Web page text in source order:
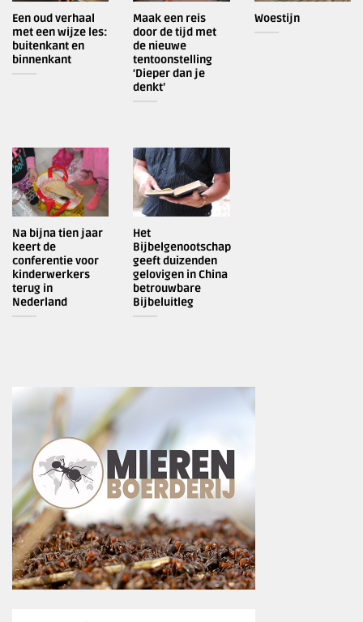
Een oud verhaal
met een wijze les:
buitenkant en
binnenkant
Maak een reis
door de tijd met
de nieuwe
tentoonstelling
‘Dieper dan je
denkt’
Woestijn
Na bijna tien jaar
keert de
conferentie voor
kinderwerkers
terug in
Nederland
Het
Bijbelgenootschap
geeft duizenden
gelovigen in China
betrouwbare
Bijbeluitleg